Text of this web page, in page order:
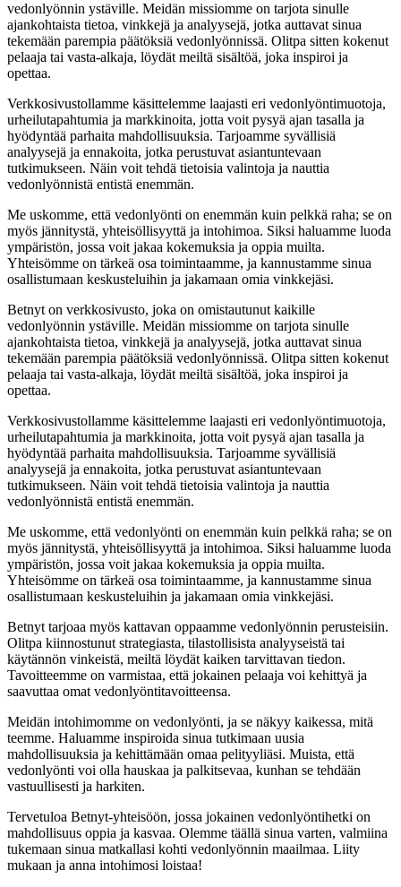
vedonlyönnin ystäville. Meidän missiomme on tarjota sinulle
ajankohtaista tietoa, vinkkejä ja analyysejä, jotka auttavat sinua
tekemään parempia päätöksiä vedonlyönnissä. Olitpa sitten kokenut
pelaaja tai vasta-alkaja, löydät meiltä sisältöä, joka inspiroi ja
opettaa.
Verkkosivustollamme käsittelemme laajasti eri vedonlyöntimuotoja,
urheilutapahtumia ja markkinoita, jotta voit pysyä ajan tasalla ja
hyödyntää parhaita mahdollisuuksia. Tarjoamme syvällisiä
analyysejä ja ennakoita, jotka perustuvat asiantuntevaan
tutkimukseen. Näin voit tehdä tietoisia valintoja ja nauttia
vedonlyönnistä entistä enemmän.
Me uskomme, että vedonlyönti on enemmän kuin pelkkä raha; se on
myös jännitystä, yhteisöllisyyttä ja intohimoa. Siksi haluamme luoda
ympäristön, jossa voit jakaa kokemuksia ja oppia muilta.
Yhteisömme on tärkeä osa toimintaamme, ja kannustamme sinua
osallistumaan keskusteluihin ja jakamaan omia vinkkejäsi.
Betnyt on verkkosivusto, joka on omistautunut kaikille
vedonlyönnin ystäville. Meidän missiomme on tarjota sinulle
ajankohtaista tietoa, vinkkejä ja analyysejä, jotka auttavat sinua
tekemään parempia päätöksiä vedonlyönnissä. Olitpa sitten kokenut
pelaaja tai vasta-alkaja, löydät meiltä sisältöä, joka inspiroi ja
opettaa.
Verkkosivustollamme käsittelemme laajasti eri vedonlyöntimuotoja,
urheilutapahtumia ja markkinoita, jotta voit pysyä ajan tasalla ja
hyödyntää parhaita mahdollisuuksia. Tarjoamme syvällisiä
analyysejä ja ennakoita, jotka perustuvat asiantuntevaan
tutkimukseen. Näin voit tehdä tietoisia valintoja ja nauttia
vedonlyönnistä entistä enemmän.
Me uskomme, että vedonlyönti on enemmän kuin pelkkä raha; se on
myös jännitystä, yhteisöllisyyttä ja intohimoa. Siksi haluamme luoda
ympäristön, jossa voit jakaa kokemuksia ja oppia muilta.
Yhteisömme on tärkeä osa toimintaamme, ja kannustamme sinua
osallistumaan keskusteluihin ja jakamaan omia vinkkejäsi.
Betnyt tarjoaa myös kattavan oppaamme vedonlyönnin perusteisiin.
Olitpa kiinnostunut strategiasta, tilastollisista analyyseistä tai
käytännön vinkeistä, meiltä löydät kaiken tarvittavan tiedon.
Tavoitteemme on varmistaa, että jokainen pelaaja voi kehittyä ja
saavuttaa omat vedonlyöntitavoitteensa.
Meidän intohimomme on vedonlyönti, ja se näkyy kaikessa, mitä
teemme. Haluamme inspiroida sinua tutkimaan uusia
mahdollisuuksia ja kehittämään omaa pelityyliäsi. Muista, että
vedonlyönti voi olla hauskaa ja palkitsevaa, kunhan se tehdään
vastuullisesti ja harkiten.
Tervetuloa Betnyt-yhteisöön, jossa jokainen vedonlyöntihetki on
mahdollisuus oppia ja kasvaa. Olemme täällä sinua varten, valmiina
tukemaan sinua matkallasi kohti vedonlyönnin maailmaa. Liity
mukaan ja anna intohimosi loistaa!